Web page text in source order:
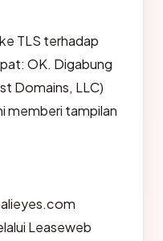
TLS terhadap
OK. Digabung
Domains, LLC)
memberi tampilan
Leaseweb